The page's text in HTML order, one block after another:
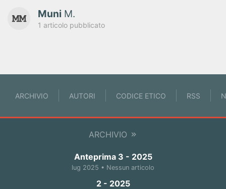
Muni M.
1 articolo pubblicato
ARCHIVIO AUTORI CODICE ETICO RSS
ARCHIVIO
Anteprima 3 - 2025
lug 2025 • Nessun articolo
2 - 2025